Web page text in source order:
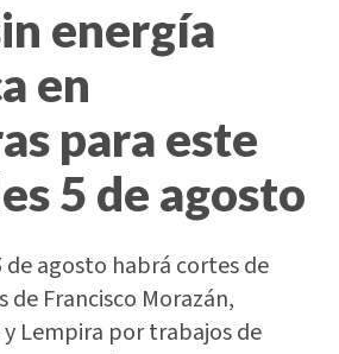
energía
en
para este
5 de agosto
de agosto habrá cortes de
de Francisco Morazán,
Lempira por trabajos de